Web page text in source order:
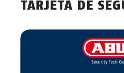
TARJETA DE